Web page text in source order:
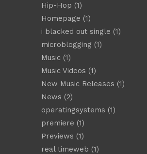
Hip-Hop (1)
Homepage (1)
i blacked out single (1)
microblogging (1)
Music(1)
Music Videos (1)
New Music Releases (1)
News (2)
operatingsystems (1)
premiere (1)
Previews (1)
real timeweb (1)